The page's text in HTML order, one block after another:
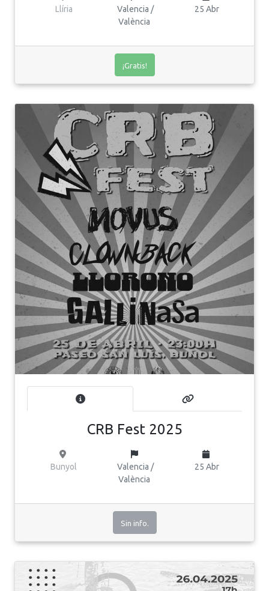
Llíria
Valencia /
València
25 Abr
¡Gratis!
CRB Fest 2025
Bunyol
Valencia /
València
25 Abr
Sin info.